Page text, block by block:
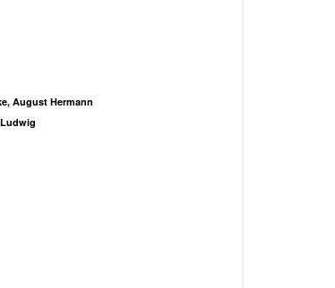
August Hermann